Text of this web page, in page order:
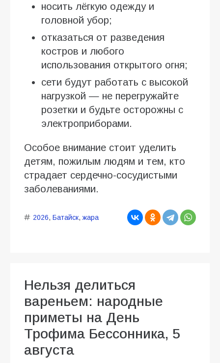
носить лёгкую одежду и
головной убор;
отказаться от разведения
костров и любого
использования открытого огня;
сети будут работать с высокой
нагрузкой — не перегружайте
розетки и будьте осторожны с
электроприборами.
Особое внимание стоит уделить
детям, пожилым людям и тем, кто
страдает сердечно-сосудистыми
заболеваниями.
2026, Батайск, жара
Нельзя делиться
вареньем: народные
приметы на День
Трофима Бессонника, 5
августа